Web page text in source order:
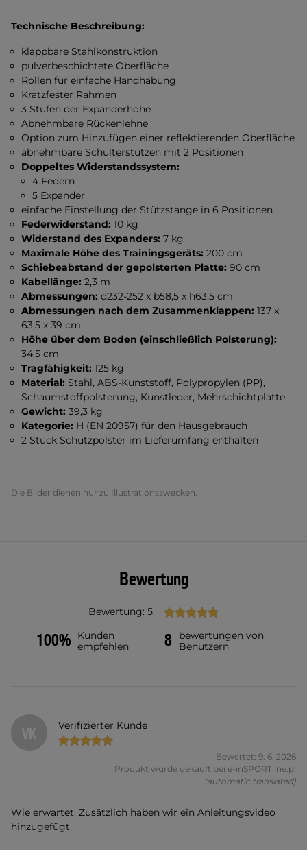
Technische Beschreibung:
klappbare Stahlkonstruktion
pulverbeschichtete Oberfläche
Rollen für einfache Handhabung
Kratzfester Rahmen
3 Stufen der Expanderhöhe
Abnehmbare Rückenlehne
Option zum Hinzufügen einer reflektierenden Oberfläche
abnehmbare Schulterstützen mit 2 Positionen
Doppeltes Widerstandssystem:
4 Federn
5 Expander
einfache Einstellung der Stützstange in 6 Positionen
Federwiderstand: 10 kg
Widerstand des Expanders:7 kg
Maximale Höhe des Trainingsgeräts: 200 cm
Schiebeabstand der gepolsterten Platte:90 cm
Kabellänge:2,3 m
Abmessungen: d232-252 x b58,5 x h63,5 cm
Abmessungen nach dem Zusammenklappen: 137 x
63,5 x 39 cm
Höhe über dem Boden (einschließlich Polsterung):
34,5 cm
Tragfähigkeit: 125 kg
Material: Stahl, ABS-Kunststoff, Polypropylen (PP),
Schaumstoffpolsterung, Kunstleder, Mehrschichtplatte
Gewicht:39,3 kg
Kategorie: H (EN 20957) für den Hausgebrauch
2 Stück Schutzpolster im Lieferumfang enthalten
Die Bilder dienen nur zu Illustrationszwecken.
Bewertung
Bewertung: 5
100%
Kunden
empfehlen
8
bewertungen von
Benutzern
VK Verifizierter Kunde
Bewertet: 9. 6. 2026
Produkt wurde gekauft bei e-inSPORTline.pl
(automatic translated)
Wie erwartet. Zusätzlich haben wir ein Anleitungsvideo
hinzugefügt.